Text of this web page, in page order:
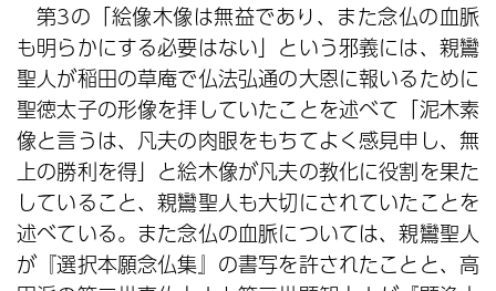
第3の「絵像木像は無益であり、また念仏の血脈
も明らかにする必要はない」という邪義には、親鸞
聖人が稲田の草庵で仏法弘通の大恩に報いるために
聖徳太子の形像を拝していたことを述べて「泥木素
像と言うは、凡夫の肉眼をもちてよく感見申し、無
上の勝利を得」と絵木像が凡夫の教化に役割を果た
していること、親鸞聖人も大切にされていたことを
述べている。また念仏の血脈については、親鸞聖人
が『選択本願念仏集』の書写を許されたことと、高